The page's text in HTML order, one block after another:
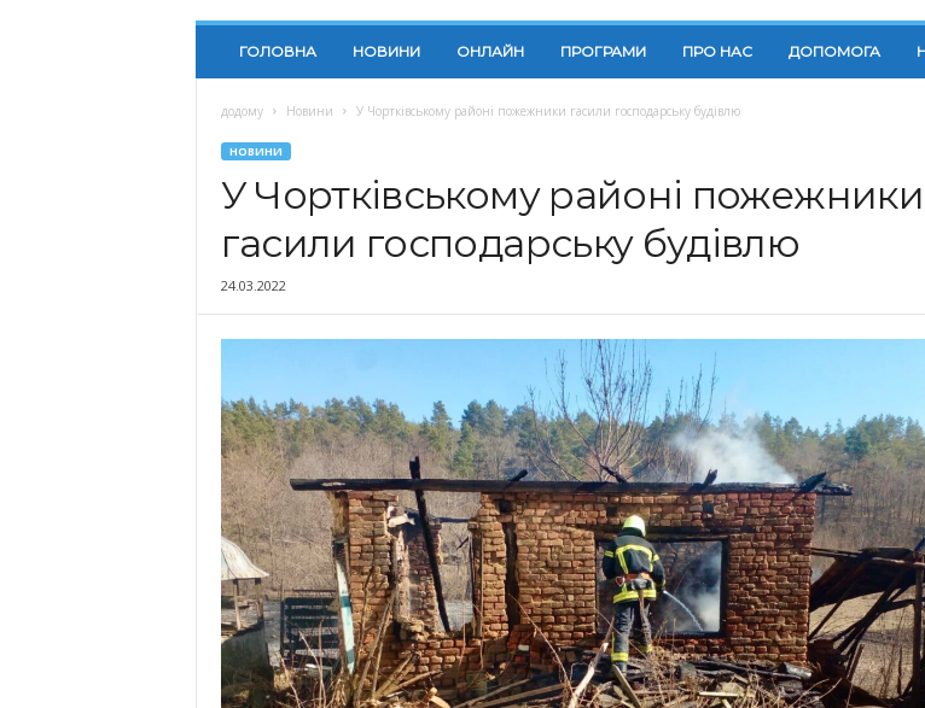
ГОЛОВНА НОВИНИ ОНЛАЙН ПРОГРАМИ ПРО НАС ДОПОМОГА
додому Новини У Чортківському районі пожежники гасили господарську будівлю
НОВИНИ
У Чортківському районі пожежники
гасили господарську будівлю
24.03.2022